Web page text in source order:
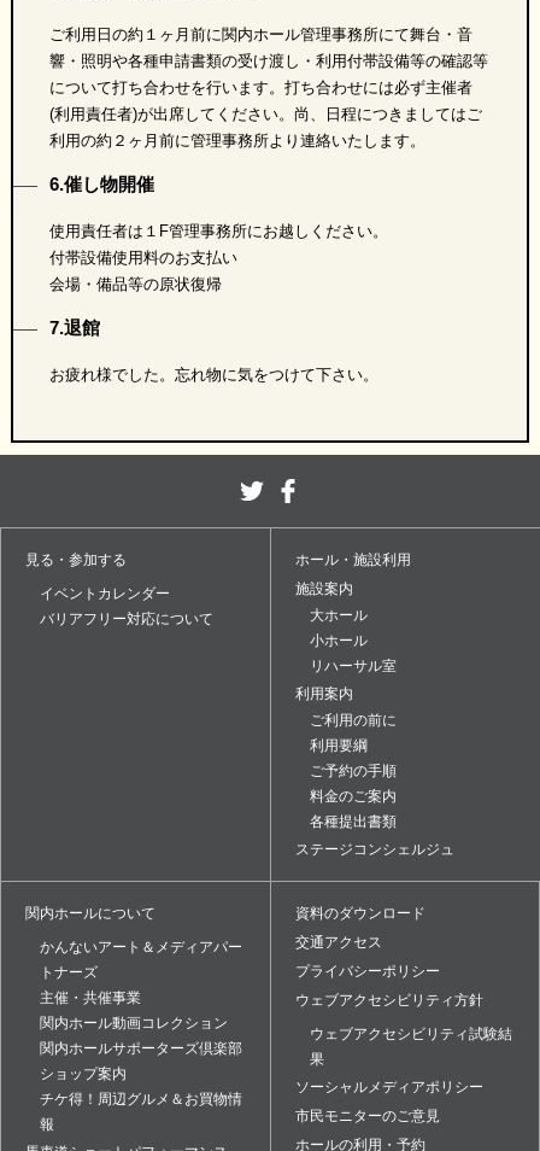
ご利用日の約１ヶ月前に関内ホール管理事務所にて舞台・音
響・照明や各種申請書類の受け渡し・利用付帯設備等の確認等
について打ち合わせを行います。打ち合わせには必ず主催者
(利用責任者)が出席してください。尚、日程につきましてはご
利用の約２ヶ月前に管理事務所より連絡いたします。
6.催し物開催
使用責任者は１F管理事務所にお越しください。
付帯設備使用料のお支払い
会場・備品等の原状復帰
7.退館
お疲れ様でした。忘れ物に気をつけて下さい。
見る・参加する
イベントカレンダー
バリアフリー対応について
ホール・施設利用
施設案内
大ホール
小ホール
リハーサル室
利用案内
ご利用の前に
利用要綱
ご予約の手順
料金のご案内
各種提出書類
ステージコンシェルジュ
関内ホールについて
かんないアート＆メディアパー
トナーズ
主催・共催事業
関内ホール動画コレクション
関内ホールサポーターズ倶楽部
ショップ案内
チケ得！周辺グルメ＆お買物情
報
資料のダウンロード
交通アクセス
プライバシーポリシー
ウェブアクセシビリティ方針
ウェブアクセシビリティ試験結
果
ソーシャルメディアポリシー
市民モニターのご意見
ホールの利用・予約